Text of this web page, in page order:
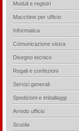
Moduli e registri
Macchine per ufficio
Informatica
Comunicazione visiva
Disegno tecnico
Regali e confezioni
Servizi generali
Spedizioni e imballaggi
Arredo ufficio
Scuola